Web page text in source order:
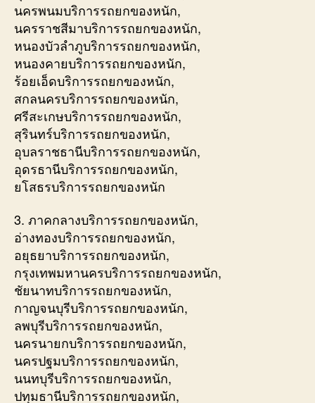
นครพนมบริการรถยกของหนัก,
นครราชสีมาบริการรถยกของหนัก,
หนองบัวลำภูบริการรถยกของหนัก,
หนองคายบริการรถยกของหนัก,
ร้อยเอ็ดบริการรถยกของหนัก,
สกลนครบริการรถยกของหนัก,
ศรีสะเกษบริการรถยกของหนัก,
สุรินทร์บริการรถยกของหนัก,
อุบลราชธานีบริการรถยกของหนัก,
อุดรธานีบริการรถยกของหนัก,
ยโสธรบริการรถยกของหนัก
3. ภาคกลางบริการรถยกของหนัก,
อ่างทองบริการรถยกของหนัก,
อยุธยาบริการรถยกของหนัก,
กรุงเทพมหานครบริการรถยกของหนัก,
ชัยนาทบริการรถยกของหนัก,
กาญจนบุรีบริการรถยกของหนัก,
ลพบุรีบริการรถยกของหนัก,
นครนายกบริการรถยกของหนัก,
นครปฐมบริการรถยกของหนัก,
นนทบุรีบริการรถยกของหนัก,
ปทุมธานีบริการรถยกของหนัก,